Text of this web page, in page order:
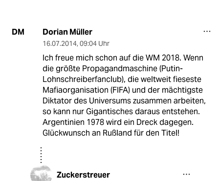
DM Dorian Müller
16.07.2014, 09:04 Uhr
Ich freue mich schon auf die WM 2018. Wenn
die größte Propagandmaschine (Putin-
Lohnschreiberfanclub), die weltweit fieseste
Mafiaorganisation (FIFA) und der mächtigste
Diktator des Universums zusammen arbeiten,
so kann nur Gigantisches daraus entstehen.
Argentinien 1978 wird ein Dreck dagegen.
Glückwunsch an Rußland für den Titel!
Zuckerstreuer